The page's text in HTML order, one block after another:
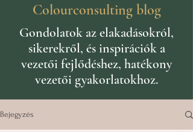
Colourconsulting blog
Gondolatok az elakadásokról,
sikerekről, és inspirációk a
vezetői fejlődéshez, hatékony
vezetői gyakorlatokhoz.
Bejegyzés